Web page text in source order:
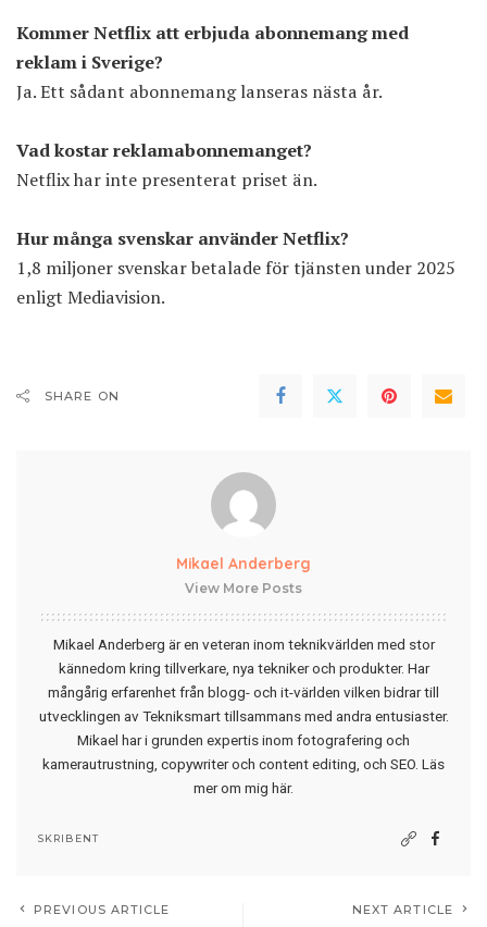
Kommer Netflix att erbjuda abonnemang med
reklam i Sverige?
Ja. Ett sådant abonnemang lanseras nästa år.
Vad kostar reklamabonnemanget?
Netflix har inte presenterat priset än.
Hur många svenskar använder Netflix?
1,8 miljoner svenskar betalade för tjänsten under 2025
enligt Mediavision.
SHARE ON
Mikael Anderberg
View More Posts
Mikael Anderberg är en veteran inom teknikvärlden med stor
kännedom kring tillverkare, nya tekniker och produkter. Har
mångårig erfarenhet från blogg- och it-världen vilken bidrar till
utvecklingen av Tekniksmart tillsammans med andra entusiaster.
Mikael har i grunden expertis inom fotografering och
kamerautrustning, copywriter och content editing, och SEO. Läs
mer om mig här.
SKRIBENT
PREVIOUS ARTICLE NEXT ARTICLE